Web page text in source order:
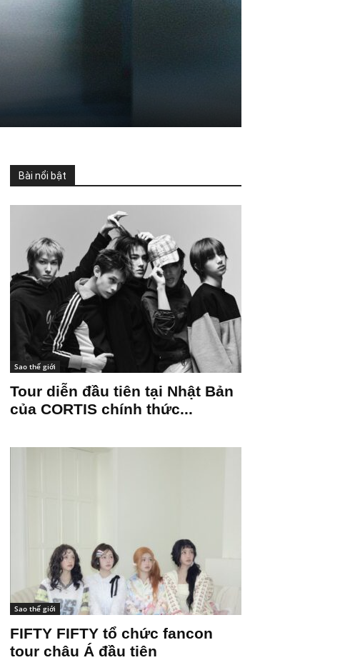
Bài nổi bật
Sao thế giới
Tour diễn đầu tiên tại Nhật Bản
của CORTIS chính thức...
Sao thế giới
FIFTY FIFTY tổ chức fancon
tour châu Á đầu tiên